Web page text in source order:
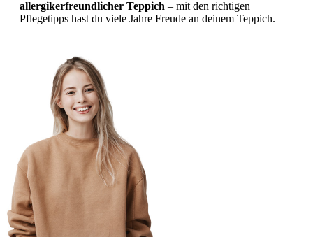
allergikerfreundlicher Teppich – mit den richtigen
Pflegetipps hast du viele Jahre Freude an deinem Teppich.